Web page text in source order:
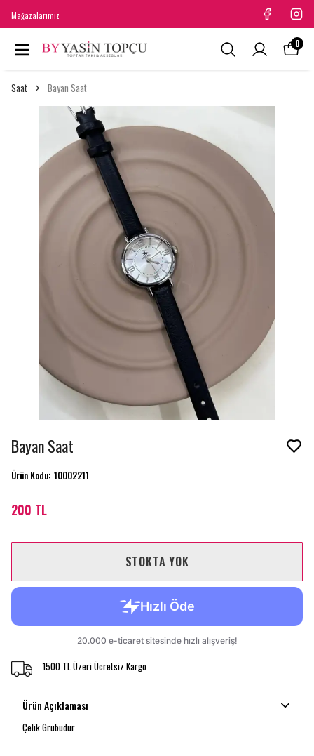
Mağazalarımız
0
Saat Bayan Saat
Bayan Saat
Ürün Kodu: 10002211
200 TL
STOKTA YOK
1500 TL Üzeri Ücretsiz Kargo
Ürün Açıklaması
Çelik Grubudur